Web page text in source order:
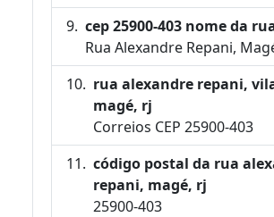
cep 25900-403 nome da
Rua Alexandre Repani,
rua alexandre repani,
magé, rj
Correios CEP 25900-403
código postal da rua
repani, magé, rj
25900-403